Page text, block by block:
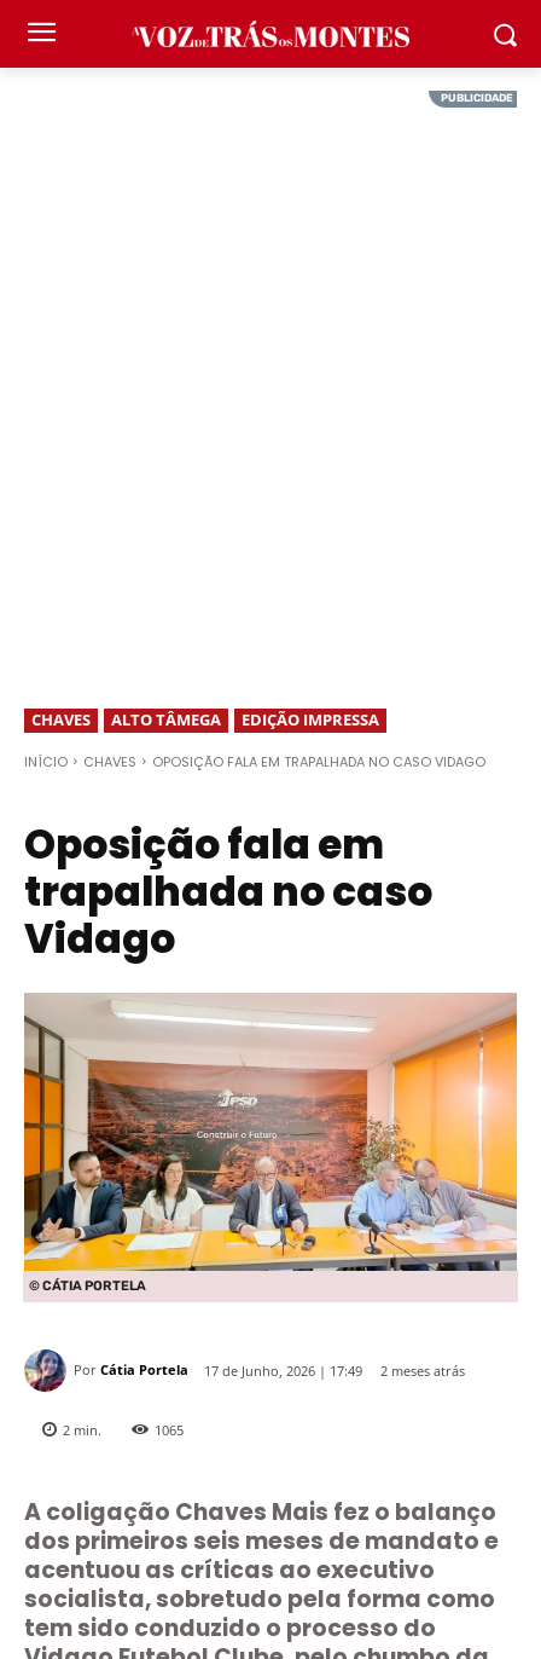
CHAVES ALTO TÂMEGA EDIÇÃO IMPRESSA
INÍCIO CHAVES OPOSIÇÃO FALA EM TRAPALHADA NO CASO VIDAGO
Oposição fala em
trapalhada no caso
Vidago
© CÁTIA PORTELA
Por Cátia Portela 17 de Junho, 2026 | 17:49 2 meses atrás
2 min. 1065
A coligação Chaves Mais fez o balanço
dos primeiros seis meses de mandato e
acentuou as críticas ao executivo
socialista, sobretudo pela forma como
tem sido conduzido o processo do